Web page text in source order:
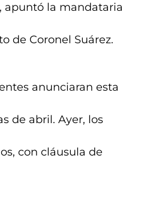
apuntó la mandataria
de Coronel Suárez.
anunciaran esta
de abril. Ayer, los
con cláusula de